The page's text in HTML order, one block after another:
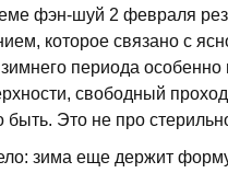
фэн-шуй 2 февраля
которое связано с
периода
свободный
Это не про
зима еще держит